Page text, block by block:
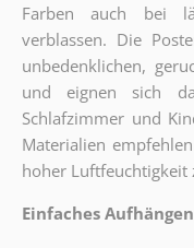
Farben auch bei
verblassen. Die
unbedenklichen,
und eignen sich
Schlafzimmer und
Materialien
hoher Luftfeuchtigkeit
Einfaches Aufhängen